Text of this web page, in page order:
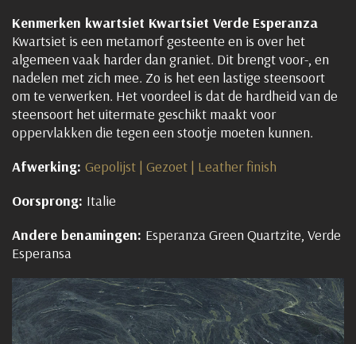
Kenmerken kwartsiet Kwartsiet Verde Esperanza
Kwartsiet is een metamorf gesteente en is over het
algemeen vaak harder dan graniet. Dit brengt voor-, en
nadelen met zich mee. Zo is het een lastige steensoort
om te verwerken. Het voordeel is dat de hardheid van de
steensoort het uitermate geschikt maakt voor
oppervlakken die tegen een stootje moeten kunnen.
Afwerking: Gepolijst | Gezoet | Leather finish
Oorsprong: Italie
Andere benamingen: Esperanza Green Quartzite, Verde
Esperansa